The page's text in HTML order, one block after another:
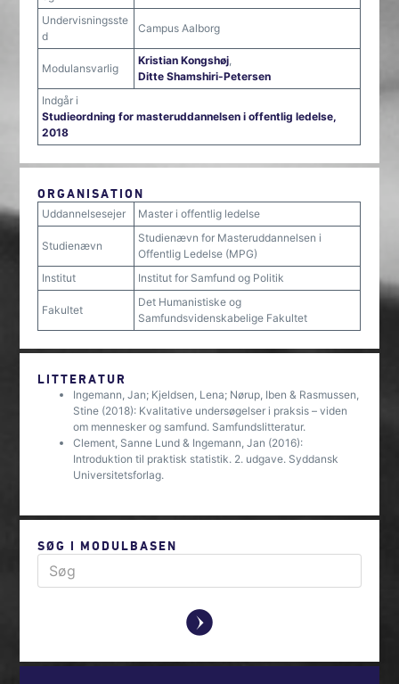
Undervisningsste
d
Campus Aalborg
Modulansvarlig
Kristian Kongshøj,
Ditte Shamshiri-Petersen
Indgår i
Studieordning for masteruddannelsen i offentlig ledelse,
2018
ORGANISATION
Uddannelsesejer Master i offentlig ledelse
Studienævn
Studienævn for Masteruddannelsen i
Offentlig Ledelse (MPG)
Institut
Institut for Samfund og Politik
Fakultet
Det Humanistiske og
Samfundsvidenskabelige Fakultet
LITTERATUR
Ingemann, Jan; Kjeldsen, Lena; Nørup, Iben & Rasmussen,
Stine (2018): Kvalitative undersøgelser i praksis – viden
om mennesker og samfund. Samfundslitteratur.
Clement, Sanne Lund & Ingemann, Jan (2016):
Introduktion til praktisk statistik. 2. udgave. Syddansk
Universitetsforlag.
SØG I MODULBASEN
y